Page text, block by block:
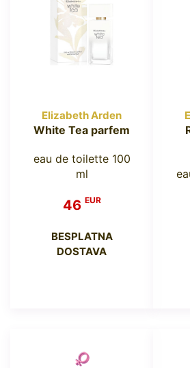
Elizabeth Arden
White Tea parfem
eau de toilette 100
ml
46 EUR
BESPLATNA
DOSTAVA